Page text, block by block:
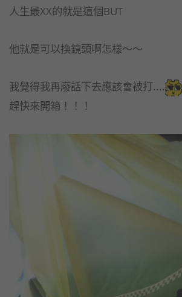
人生最XX的就是這個BUT
他就是可以換鏡頭啊怎樣～～
我覺得我再廢話下去應該會被打....
趕快來開箱！！！